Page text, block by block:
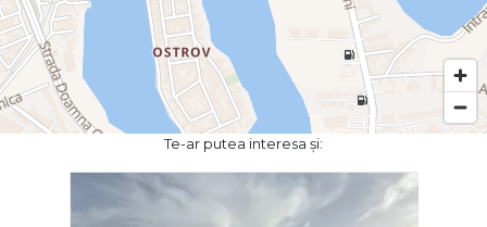
Te-ar putea interesa și: